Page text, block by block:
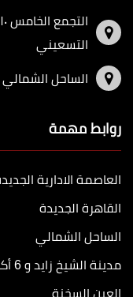
التسعيني
الساحل
روابط مهمة
العاصمة الادارية
القاهرة الجديدة
الساحل الشمالي
مدينة الشيخ زايد و 6 أكتوبر